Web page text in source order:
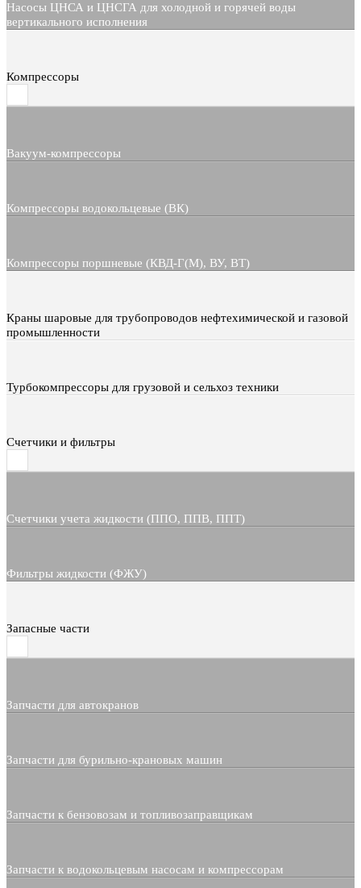
Насосы ЦНСА и ЦНСГА для холодной и горячей воды
вертикального исполнения
Компрессоры
Вакуум-компрессоры
Компрессоры водокольцевые (ВК)
Компрессоры поршневые (КВД-Г(М), ВУ, ВТ)
Краны шаровые для трубопроводов нефтехимической и газовой
промышленности
Турбокомпрессоры для грузовой и сельхоз техники
Счетчики и фильтры
Счетчики учета жидкости (ППО, ППВ, ППТ)
Фильтры жидкости (ФЖУ)
Запасные части
Запчасти для автокранов
Запчасти для бурильно-крановых машин
Запчасти к бензовозам и топливозаправщикам
Запчасти к водокольцевым насосам и компрессорам